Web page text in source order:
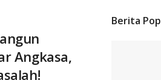
Angkasa,
Berita